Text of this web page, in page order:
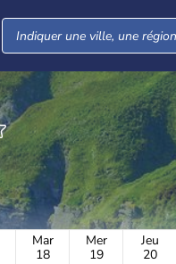
Mar
18
Mer
19
Jeu
20